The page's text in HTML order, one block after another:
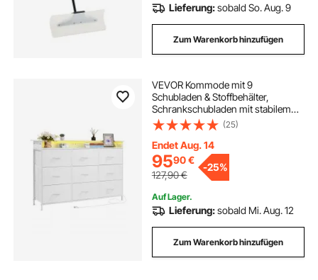
Lieferung:sobald So. Aug. 9
Zum Warenkorb hinzufügen
VEVOR Kommode mit 9
Schubladen & Stoffbehälter,
Schrankschubladen mit stabilem
Metallrahmen, LED-Leuchten und
integrierter Steckdose, Stoff-
Aufbewahrungsturm für
Schlafzimmer Flur Schrank, weiß
(25)
Endet Aug. 14
9590€
127,90€
-25%
Auf Lager.
Lieferung:sobald Mi. Aug. 12
Zum Warenkorb hinzufügen